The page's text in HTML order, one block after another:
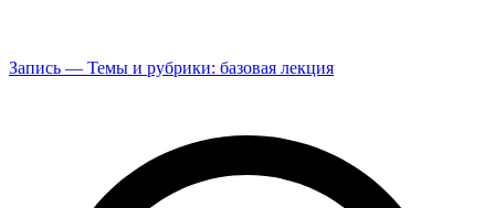
Запись — Темы и рубрики: базовая лекция